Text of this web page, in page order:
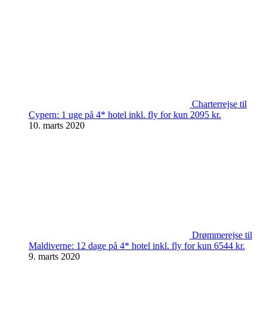
Charterrejse til
Cypern: 1 uge på 4* hotel inkl. fly for kun 2095 kr.
10. marts 2020
Drømmerejse til
Maldiverne: 12 dage på 4* hotel inkl. fly for kun 6544 kr.
9. marts 2020